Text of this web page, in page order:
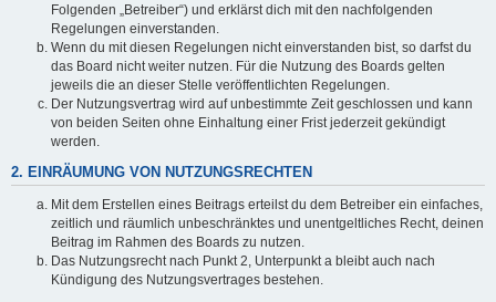
Folgenden „Betreiber“) und erklärst dich mit den nachfolgenden
Regelungen einverstanden.
Wenn du mit diesen Regelungen nicht einverstanden bist, so darfst du
das Board nicht weiter nutzen. Für die Nutzung des Boards gelten
jeweils die an dieser Stelle veröffentlichten Regelungen.
Der Nutzungsvertrag wird auf unbestimmte Zeit geschlossen und kann
von beiden Seiten ohne Einhaltung einer Frist jederzeit gekündigt
werden.
2. EINRÄUMUNG VON NUTZUNGSRECHTEN
Mit dem Erstellen eines Beitrags erteilst du dem Betreiber ein einfaches,
zeitlich und räumlich unbeschränktes und unentgeltliches Recht, deinen
Beitrag im Rahmen des Boards zu nutzen.
Das Nutzungsrecht nach Punkt 2, Unterpunkt a bleibt auch nach
Kündigung des Nutzungsvertrages bestehen.